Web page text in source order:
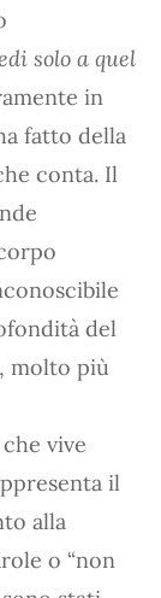
solo a quel
in
fatto della
conta. Il
del
molto più
vive
il
alla
o “non